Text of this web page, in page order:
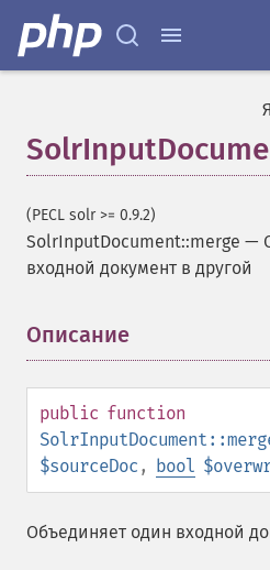
(PECL solr >= 0.9.2)
SolrInputDocument::merge —
входной документ в другой
Описание
public function
$sourceDoc , bool
Объединяет один входной